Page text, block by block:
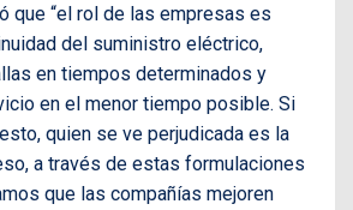
que “el rol de las empresas es
del suministro eléctrico,
en tiempos determinados y
en el menor tiempo posible. Si
quien se ve perjudicada es la
a través de estas formulaciones
que las compañías mejoren